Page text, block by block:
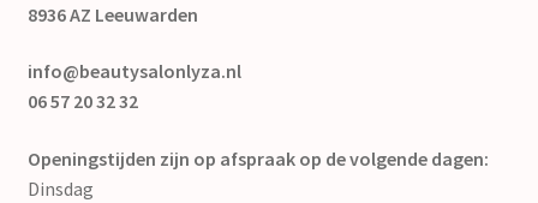
8936 AZ Leeuwarden
info@beautysalonlyza.nl
06 57 20 32 32
Openingstijden zijn op afspraak op de volgende dagen:
Dinsdag